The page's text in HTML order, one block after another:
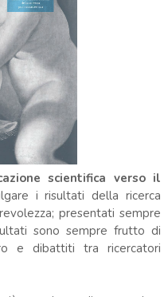
scientifica verso il
i risultati della ricerca
presentati sempre
sono sempre frutto di
e dibattiti tra ricercatori